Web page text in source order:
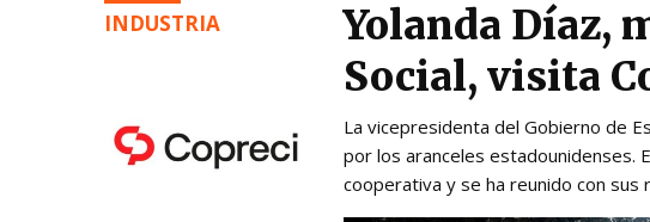
INDUSTRIA
Yolanda Díaz,
Social, visita
La vicepresidenta del Gobierno de
por los aranceles estadounidenses.
cooperativa y se ha reunido con sus